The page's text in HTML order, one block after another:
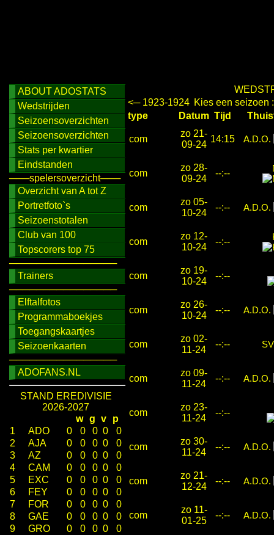
ABOUT ADOSTATS
Wedstrijden
Seizoensoverzichten
Seizoensoverzichten
Stats per kwartier
Eindstanden
───spelersoverzicht───
Overzicht van A tot Z
Portretfoto`s
Seizoenstotalen
Club van 100
Topscorers top 75
────────────────
Trainers
────────────────
Elftalfotos
Programmaboekjes
Toegangskaartjes
Seizoenkaarten
────────────────
ADOFANS.NL
STAND EREDIVISIE
2026-2027
w g v
p
1
ADO 0 0 0 0
0
2
AJA 0 0 0 0
0
3
AZ 0 0 0 0
0
4
CAM 0 0 0 0
0
5
EXC 0 0 0 0
0
6
FEY 0 0 0 0
0
7
FOR 0 0 0 0
0
8
GAE 0 0 0 0
0
9
GRO 0 0 0 0
0
<─ 1923-1924 Kies een seizoen
type
Datum Tijd
com
zo 21-
09-24
14:15 A.D.O.
com
zo 28-
09-24
--:--
com
zo 05-
10-24
--:-- A.D.O.
com
zo 12-
10-24
--:--
com
zo 19-
10-24
--:--
com
zo 26-
10-24
--:-- A.D.O.
com
zo 02-
11-24
--:--
com
zo 09-
11-24
--:-- A.D.O.
com
zo 23-
11-24
--:--
com
zo 30-
11-24
--:-- A.D.O.
com
zo 21-
12-24
--:-- A.D.O.
com
zo 11-
01-25
--:-- A.D.O.